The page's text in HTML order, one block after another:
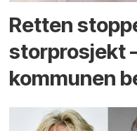
Retten
storprosjekt
kommunen